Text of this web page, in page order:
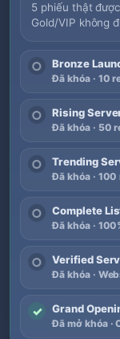
5 phiếu thật
Gold/VIP không
○ Bronze
Đã khóa · 10
○ Rising
Đã khóa · 50
○ Trending
Đã khóa ·
○ Complete
Đã khóa ·
○ Verified
Đã khóa ·
✓ Grand
Đã mở khóa ·